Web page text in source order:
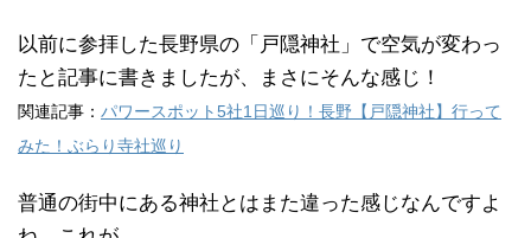
以前に参拝した長野県の「戸隠神社」で空気が変わっ
たと記事に書きましたが、まさにそんな感じ！
関連記事： パワースポット5社1日巡り！長野【戸隠神社】行って
みた！ぶらり寺社巡り
普通の街中にある神社とはまた違った感じなんですよ